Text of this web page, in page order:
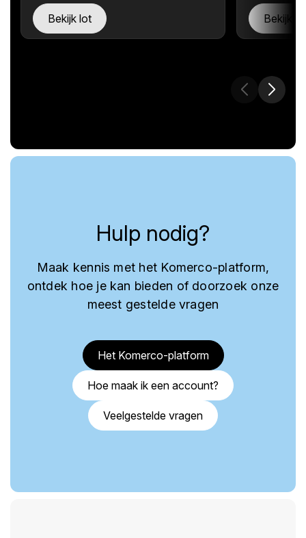
Bekijk lot Bekijk
Hulp nodig?
Maak kennis met het Komerco-platform,
ontdek hoe je kan bieden of doorzoek onze
meest gestelde vragen
Het Komerco-platform
Hoe maak ik een account?
Veelgestelde vragen